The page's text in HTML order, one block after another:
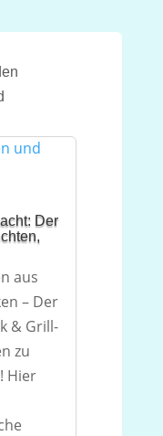
Der
aus
– Der
& Grill-
zu
Hier